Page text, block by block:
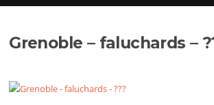
Grenoble – faluchards –